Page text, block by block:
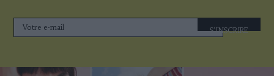
S'INSCRIRE